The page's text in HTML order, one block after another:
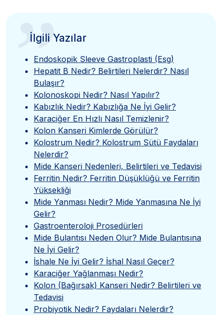
”
İlgili Yazılar
Endoskopik Sleeve Gastroplasti (Esg)
Hepatit B Nedir? Belirtileri Nelerdir? Nasıl
Bulaşır?
Kolonoskopi Nedir? Nasıl Yapılır?
Kabızlık Nedir? Kabızlığa Ne İyi Gelir?
Karaciğer En Hızlı Nasıl Temizlenir?
Kolon Kanseri Kimlerde Görülür?
Kolostrum Nedir? Kolostrum Sütü Faydaları
Nelerdir?
Mide Kanseri Nedenleri, Belirtileri ve Tedavisi
Ferritin Nedir? Ferritin Düşüklüğü ve Ferritin
Yüksekliği
Mide Yanması Nedir? Mide Yanmasına Ne İyi
Gelir?
Gastroenteroloji Prosedürleri
Mide Bulantısı Neden Olur? Mide Bulantısına
Ne İyi Gelir?
İshale Ne İyi Gelir? İshal Nasıl Geçer?
Karaciğer Yağlanması Nedir?
Kolon (Bağırsak) Kanseri Nedir? Belirtileri ve
Tedavisi
Probiyotik Nedir? Faydaları Nelerdir?